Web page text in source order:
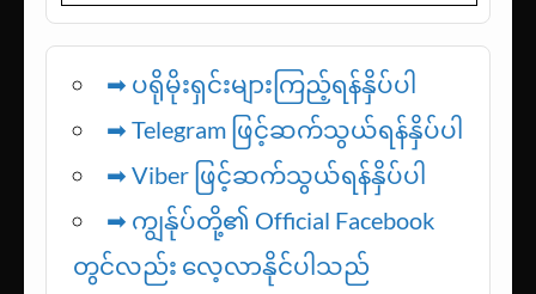
➡ ပရိုမိုးရှင်းများကြည့်ရန်နှိပ်ပါ
➡ Telegram ဖြင့်ဆက်သွယ်ရန်နှိပ်ပါ
➡Viber ဖြင့်ဆက်သွယ်ရန်နှိပ်ပါ